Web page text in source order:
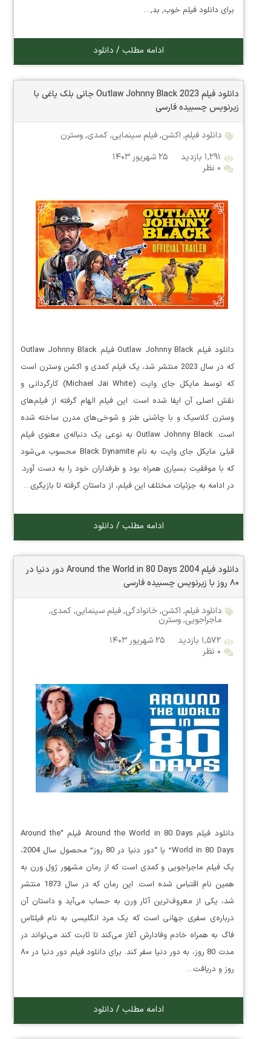
برای دانلود فیلم خوب, بد,…
ادامه مطلب / دانلود
دانلود فیلم Outlaw Johnny Black 2023 جانی بلک یاغی با
زیرنویس چسبیده فارسی
دانلود فیلم, اکشن,فیلم سینمایی,کمدی,وسترن
۱,۲۹۱ بازدید
۲۵ شهریور ۱۴۰۳
۰ نظر
دانلود فیلم Outlaw Johnny Black فیلم Outlaw Johnny Black
که در سال 2023 منتشر شد، یک فیلم کمدی و اکشن وسترن است
که توسط مایکل جای وایت (Michael Jai White) کارگردانی و
نقش اصلی آن ایفا شده است. این فیلم الهام گرفته از فیلم‌های
وسترن کلاسیک و با چاشنی طنز و شوخی‌های مدرن ساخته شده
است. Outlaw Johnny Black به نوعی یک دنباله‌ی معنوی فیلم
قبلی مایکل جای وایت به نام Black Dynamite محسوب می‌شود
که با موفقیت بسیاری همراه بود و طرفداران خود را به دست آورد.
در ادامه به جزئیات مختلف این فیلم، از داستان گرفته تا بازیگری…
ادامه مطلب / دانلود
دانلود فیلم Around the World in 80 Days 2004 دور دنیا در
۸۰ روز با زیرنویس چسبیده فارسی
دانلود فیلم, اکشن,خانوادگی,فیلم سینمایی,کمدی,
ماجراجویی,وسترن
۱,۵۷۲ بازدید
۲۵ شهریور ۱۴۰۳
۰ نظر
دانلود فیلم Around the World in 80 Days فیلم “Around the
World in 80 Days” یا “دور دنیا در 80 روز” محصول سال 2004،
یک فیلم ماجراجویی و کمدی است که از رمان مشهور ژول ورن به
همین نام اقتباس شده است. این رمان که در سال 1873 منتشر
شد، یکی از معروف‌ترین آثار ورن به حساب می‌آید و داستان آن
درباره‌ی سفری جهانی است که یک مرد انگلیسی به نام فیلئاس
فاگ به همراه خادم وفادارش آغاز می‌کند تا ثابت کند می‌تواند در
مدت 80 روز، به دور دنیا سفر کند. برای دانلود فیلم دور دنیا در ۸۰
روز و دریافت…
ادامه مطلب / دانلود